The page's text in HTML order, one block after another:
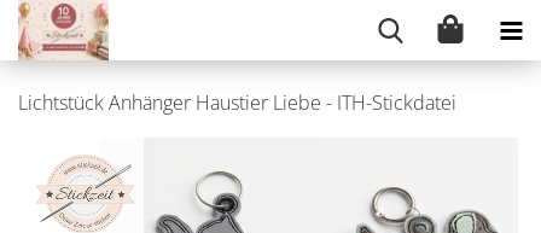
Lichtstück Anhänger Haustier Liebe - ITH-Stickdatei